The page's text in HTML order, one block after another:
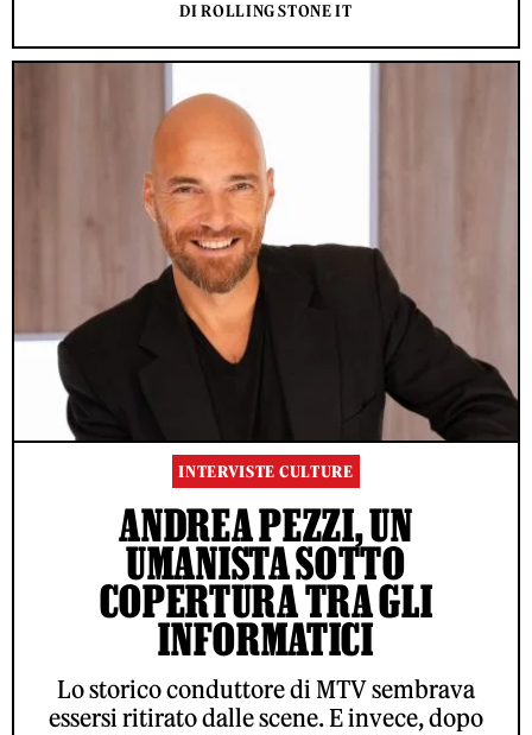
DI ROLLING STONE IT
INTERVISTE CULTURE
ANDREA PEZZI, UN
UMANISTA SOTTO
COPERTURA TRA GLI
INFORMATICI
Lo storico conduttore di MTV sembrava
essersi ritirato dalle scene. E invece, dopo